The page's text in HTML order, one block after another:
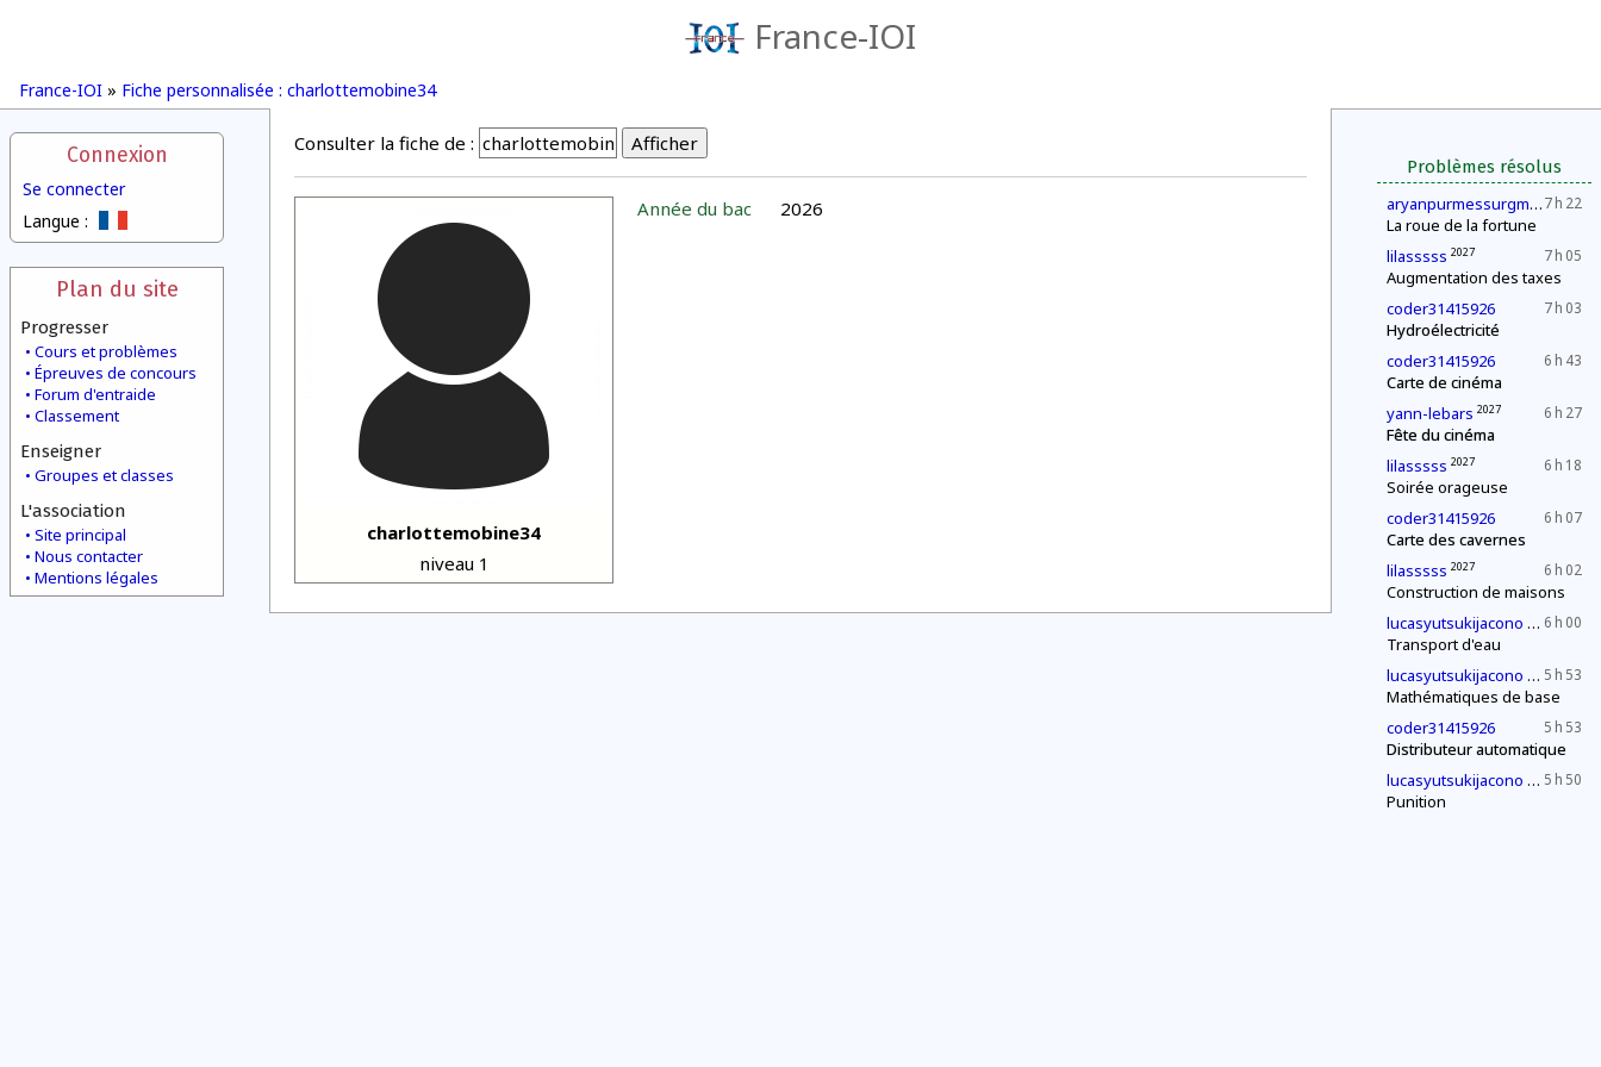
France-IOI
France-IOI » Fiche personnalisée : charlottemobine34
Connexion
Se connecter
Langue :
Plan du site
Progresser
Cours et problèmes
Épreuves de concours
Forum d'entraide
Classement
Enseigner
Groupes et classes
L'association
Site principal
Nous contacter
Mentions légales
Problèmes résolus
7 h 22
aryanpurmessurgmailcom 2027
La roue de la fortune
7 h 05
lilasssss 2027
Augmentation des taxes
7 h 03
coder31415926
Hydroélectricité
6 h 43
coder31415926
Carte de cinéma
6 h 27
yann-lebars 2027
Fête du cinéma
6 h 18
lilasssss 2027
Soirée orageuse
6 h 07
coder31415926
Carte des cavernes
6 h 02
lilasssss 2027
Construction de maisons
6 h 00
lucasyutsukijacono 2030
Transport d'eau
5 h 53
lucasyutsukijacono 2030
Mathématiques de base
5 h 53
coder31415926
Distributeur automatique
5 h 50
lucasyutsukijacono 2030
Punition
Consulter la fiche de :
charlottemobine34
niveau 1
Année du bac 2026